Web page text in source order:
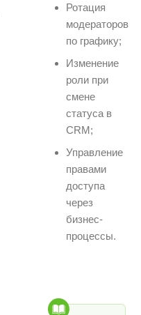
Ротация
модераторов
по графику;
Изменение
роли при
смене
статуса в
CRM;
Управление
правами
доступа
через
бизнес-
процессы.